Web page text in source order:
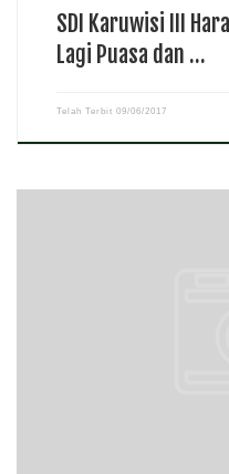
SDI Karuwisi III
Lagi Puasa dan …
Telah Terbit 09/06/2017